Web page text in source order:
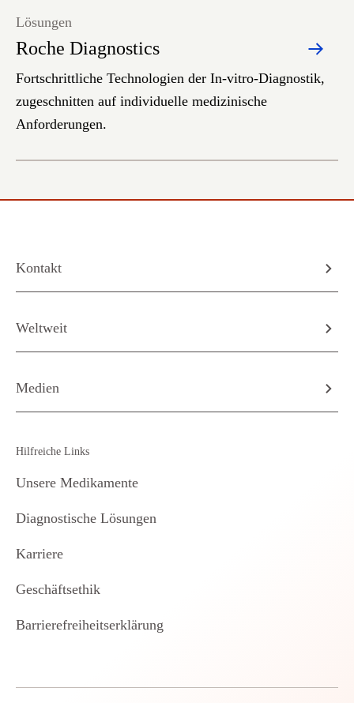
Roche Diagnostics
Lösungen
Fortschrittliche Technologien der In-vitro-Diagnostik,
zugeschnitten auf individuelle medizinische
Anforderungen.
Kontakt
Weltweit
Medien
Hilfreiche Links
Unsere Medikamente
Diagnostische Lösungen
Karriere
Geschäftsethik
Barrierefreiheitserklärung